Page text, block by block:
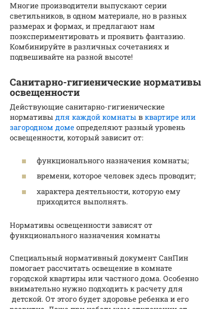
Многие производители выпускают серии
светильников, в одном материале, но в разных
размерах и формах, и предлагают нам
поэкспериментировать и проявить фантазию.
Комбинируйте в различных сочетаниях и
подвешивайте на разной высоте!
Санитарно-гигиенические нормативы
освещенности
Действующие санитарно-гигиенические
нормативы для каждой комнаты в квартире или
загородном доме определяют разный уровень
освещенности, который зависит от:
функционального назначения комнаты;
времени, которое человек здесь проводит;
характера деятельности, которую ему
приходится выполнять.
Нормативы освещенности зависят от
функционального назначения комнаты
Специальный нормативный документ СанПин
помогает рассчитать освещение в комнате
городской квартиры или частного дома. Особенно
внимательно нужно подходить к расчету для
детской. От этого будет здоровье ребенка и его